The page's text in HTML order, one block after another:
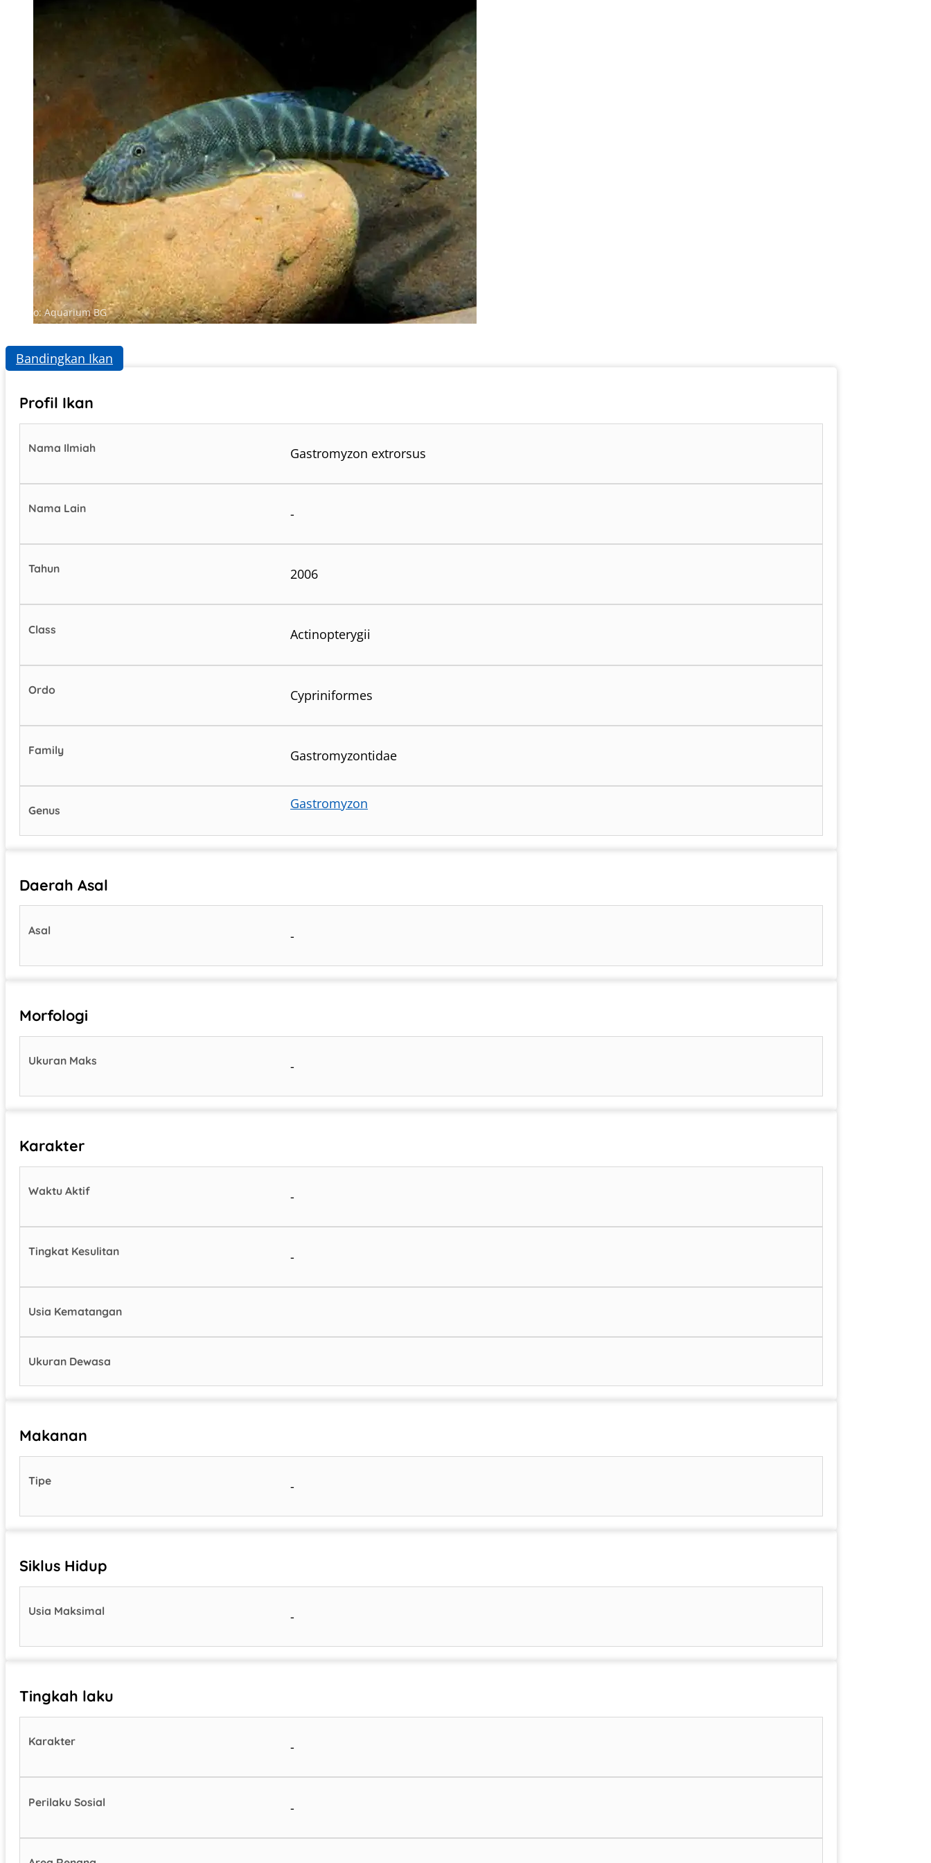
Photo: Aquarium BG
Bandingkan Ikan
Profil Ikan
Nama Ilmiah Gastromyzon extrorsus
Nama Lain -
Tahun 2006
Class Actinopterygii
Ordo Cypriniformes
Family Gastromyzontidae
Genus Gastromyzon
Daerah Asal
Asal -
Morfologi
Ukuran Maks -
Karakter
Waktu Aktif -
Tingkat Kesulitan -
Usia Kematangan
Ukuran Dewasa
Makanan
Tipe -
Siklus Hidup
Usia Maksimal -
Tingkah laku
Karakter -
Perilaku Sosial -